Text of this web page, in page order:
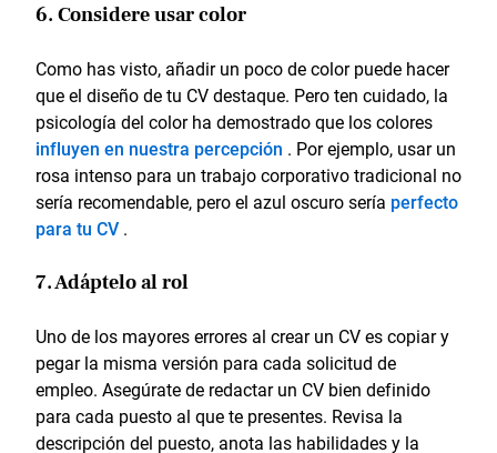
6. Considere usar color
Como has visto, añadir un poco de color puede hacer
que el diseño de tu CV destaque. Pero ten cuidado, la
psicología del color ha demostrado que los colores
influyen en nuestra percepción . Por ejemplo, usar un
rosa intenso para un trabajo corporativo tradicional no
sería recomendable, pero el azul oscuro sería perfecto
para tu CV .
7. Adáptelo al rol
Uno de los mayores errores al crear un CV es copiar y
pegar la misma versión para cada solicitud de
empleo. Asegúrate de redactar un CV bien definido
para cada puesto al que te presentes. Revisa la
descripción del puesto, anota las habilidades y la